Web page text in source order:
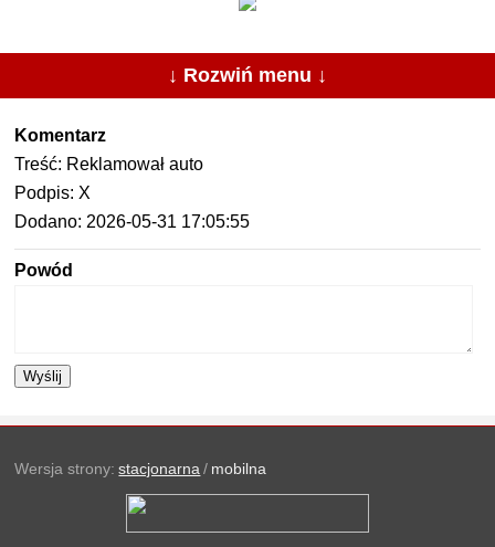
↓ Rozwiń menu ↓
Komentarz
Treść: Reklamował auto
Podpis: X
Dodano: 2026-05-31 17:05:55
Powód
Wyślij
Wersja strony: stacjonarna / mobilna